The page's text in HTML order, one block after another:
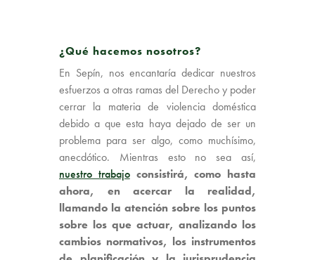
¿Qué hacemos nosotros?
En Sepín, nos encantaría dedicar nuestros
esfuerzos a otras ramas del Derecho y poder
cerrar la materia de violencia doméstica
debido a que esta haya dejado de ser un
problema para ser algo, como muchísimo,
anecdótico. Mientras esto no sea así,
nuestro trabajoconsistirá, como hasta
ahora, en acercar la realidad,
llamando la atención sobre los puntos
sobre los que actuar, analizando los
cambios normativos, los instrumentos